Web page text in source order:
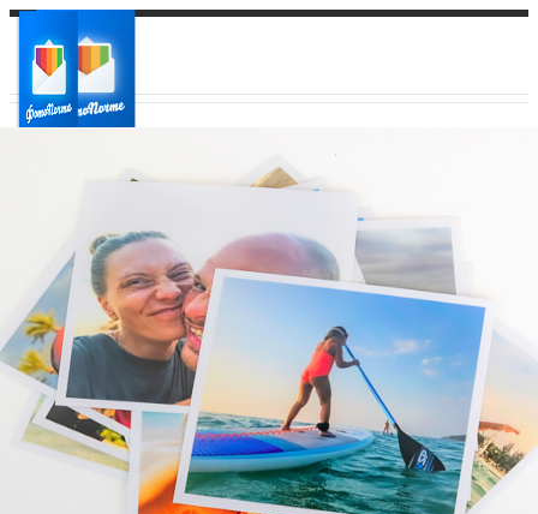
Ваш регион доставки
Выберите из списка: